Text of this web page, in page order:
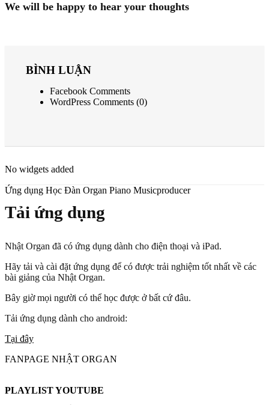
We will be happy to hear your thoughts
BÌNH LUẬN
Facebook Comments
WordPress Comments (0)
No widgets added
Ứng dụng Học Đàn Organ Piano Musicproducer
Tải ứng dụng
Nhật Organ đã có ứng dụng dành cho điện thoại và iPad.
Hãy tải và cài đặt ứng dụng để có được trải nghiệm tốt nhất về các
bài giảng của Nhật Organ.
Bây giờ mọi người có thể học được ở bất cứ đâu.
Tải ứng dụng dành cho android:
Tại đây
FANPAGE NHẬT ORGAN
PLAYLIST YOUTUBE